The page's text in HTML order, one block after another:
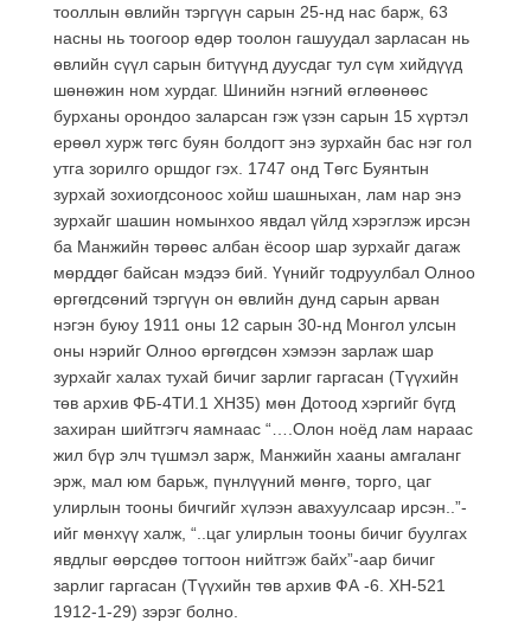
тооллын өвлийн тэргүүн сарын 25-нд нас барж, 63
насны нь тоогоор өдөр тоолон гашуудал зарласан нь
өвлийн сүүл сарын битүүнд дуусдаг тул сүм хийдүүд
шөнөжин ном хурдаг. Шинийн нэгний өглөөнөөс
бурханы орондоо заларсан гэж үзэн сарын 15 хүртэл
ерөөл хурж төгс буян болдогт энэ зурхайн бас нэг гол
утга зорилго оршдог гэх. 1747 онд Төгс Буянтын
зурхай зохиогдсоноос хойш шашныхан, лам нар энэ
зурхайг шашин номынхоо явдал үйлд хэрэглэж ирсэн
ба Манжийн төрөөс албан ёсоор шар зурхайг дагаж
мөрддөг байсан мэдээ бий. Үүнийг тодруулбал Олноо
өргөгдсөний тэргүүн он өвлийн дунд сарын арван
нэгэн буюу 1911 оны 12 сарын 30-нд Монгол улсын
оны нэрийг Олноо өргөгдсөн хэмээн зарлаж шар
зурхайг халах тухай бичиг зарлиг гаргасан (Түүхийн
төв архив ФБ-4ТИ.1 ХН35) мөн Дотоод хэргийг бүгд
захиран шийтгэгч яамнаас “….Олон ноёд лам нараас
жил бүр элч түшмэл зарж, Манжийн хааны амгаланг
эрж, мал юм барьж, пүнлүүний мөнгө, торго, цаг
улирлын тооны бичгийг хүлээн авахуулсаар ирсэн..”-
ийг мөнхүү халж, “..цаг улирлын тооны бичиг буулгах
явдлыг өөрсдөө тогтоон нийтгэж байх”-аар бичиг
зарлиг гаргасан (Түүхийн төв архив ФА -6. ХН-521
1912-1-29) зэрэг болно.